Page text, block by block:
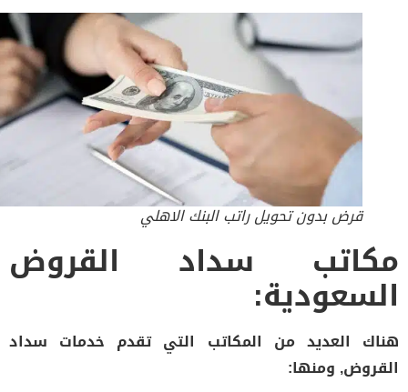
قرض بدون تحويل راتب البنك الاهلي
سداد القروض
العديد من المكاتب التي تقدم خدمات سداد
ومنها: